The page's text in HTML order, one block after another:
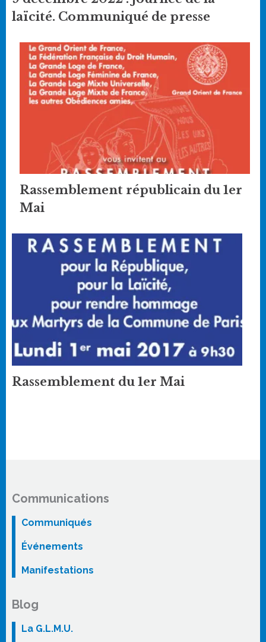
laïcité. Communiqué de presse
Rassemblement républicain du 1er
Mai
Rassemblement du 1er Mai
Communications
Communiqués
Événements
Manifestations
Blog
La G.L.M.U.